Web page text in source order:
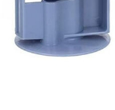
Kireç Önleme Ve